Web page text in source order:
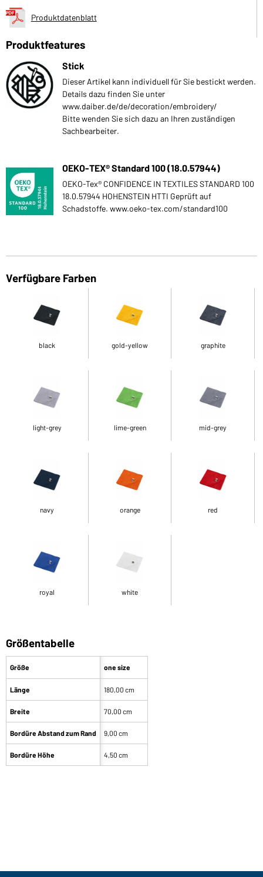
Produktdatenblatt
Produktfeatures
Stick
Dieser Artikel kann individuell für Sie bestickt werden.
Details dazu finden Sie unter
www.daiber.de/de/decoration/embroidery/
Bitte wenden Sie sich dazu an Ihren zuständigen
Sachbearbeiter.
OEKO-TEX® Standard 100 (18.0.57944)
OEKO-Tex® CONFIDENCE IN TEXTILES STANDARD 100
18.0.57944 HOHENSTEIN HTTI Geprüft auf
Schadstoffe. www.oeko-tex.com/standard100
Verfügbare Farben
black gold-yellow graphite
light-grey lime-green mid-grey
navy orange red
royal white
Größentabelle
Größe
Länge
Breite
Bordüre Abstand zum Rand
Bordüre Höhe
one size
180,00 cm
70,00 cm
9,00 cm
4,50 cm